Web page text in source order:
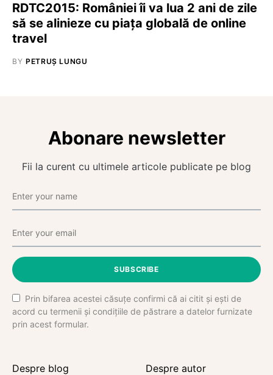
RDTC2015: României îi va lua 2 ani de zile
să se alinieze cu piața globală de online
travel
BY PETRUȘ LUNGU
Abonare newsletter
Fii la curent cu ultimele articole publicate pe blog
SUBSCRIBE
Prin bifarea acestei căsuțe confirmi că ai citit și ești de
acord cu termenii și condițiile de păstrare a datelor furnizate
prin acest formular.
Despre blog Despre autor